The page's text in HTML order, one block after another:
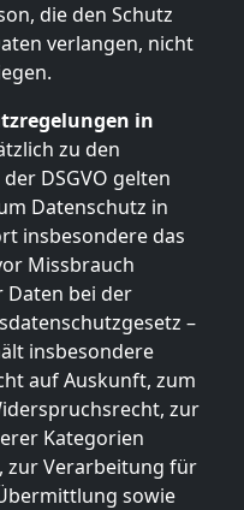
die den Schutz
verlangen, nicht
in
zu den
DSGVO gelten
Datenschutz in
insbesondere das
Missbrauch
Daten bei der
–
insbesondere
auf Auskunft, zum
zur
Kategorien
zur Verarbeitung für
sowie